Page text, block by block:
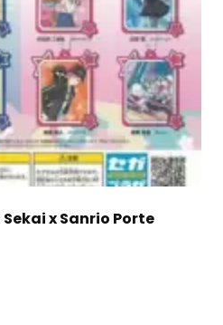
x Sanrio Porte